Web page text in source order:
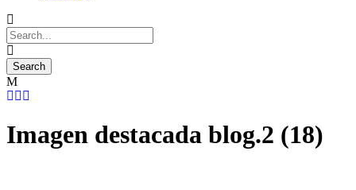
Imagen destacada blog.2 (18)